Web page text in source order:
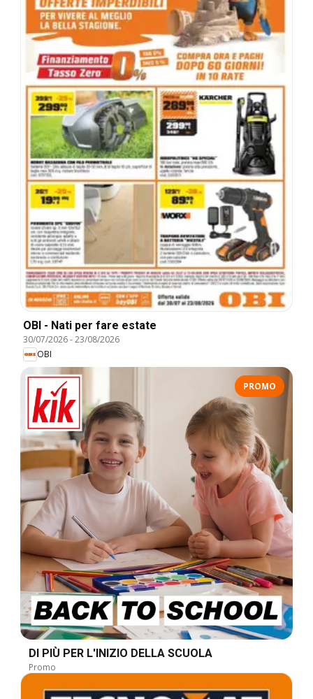
OBI - Nati per fare estate
30/07/2026-23/08/2026
OBI
PROMO
DI PIÙ PER L'INIZIO DELLA SCUOLA
Promo